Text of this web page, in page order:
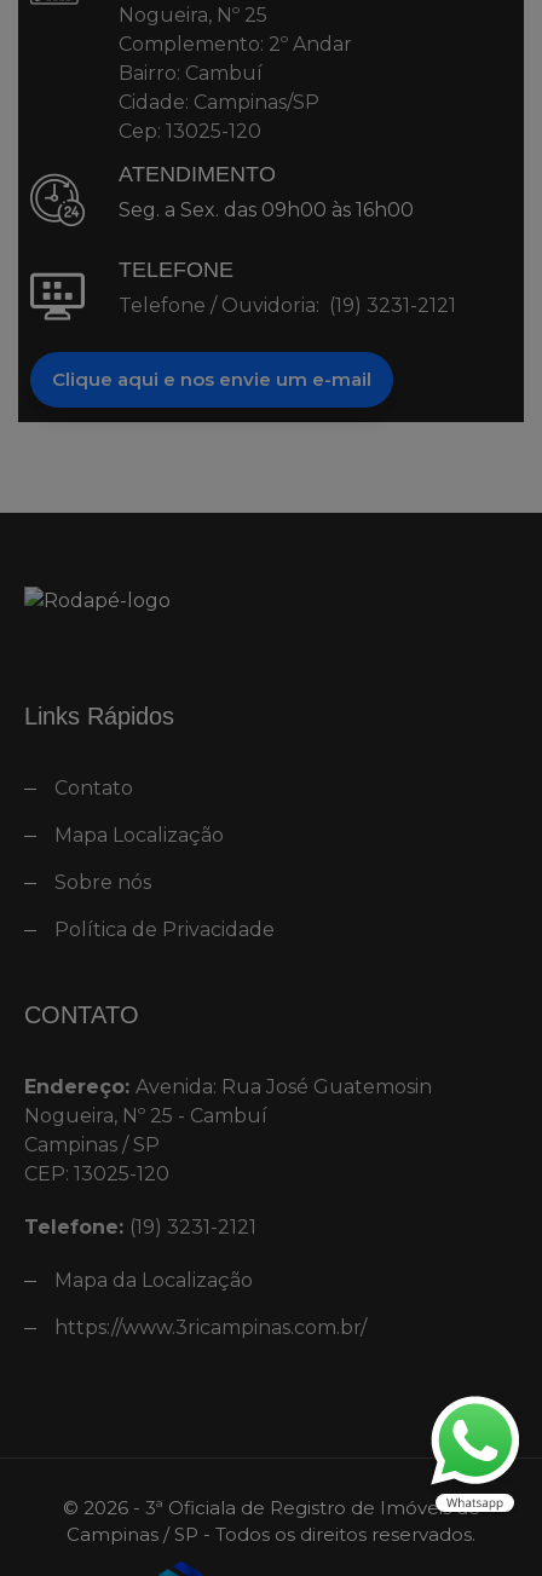
Nogueira, Nº 25
Complemento: 2º Andar
Bairro: Cambuí
Cidade: Campinas/SP
Cep: 13025-120
ATENDIMENTO
Seg. a Sex. das 09h00 às 16h00
TELEFONE
Telefone / Ouvidoria: (19) 3231-2121
Clique aqui e nos envie um e-mail
Links Rápidos
Contato
Mapa Localização
Sobre nós
Política de Privacidade
CONTATO
Endereço: Avenida: Rua José Guatemosin
Nogueira, Nº 25 - Cambuí
Campinas / SP
CEP: 13025-120
Telefone: (19) 3231-2121
Mapa da Localização
https://www.3ricampinas.com.br/
© 2026 - 3ª Oficiala de Registro de Imóveis de
Campinas / SP - Todos os direitos reservados.